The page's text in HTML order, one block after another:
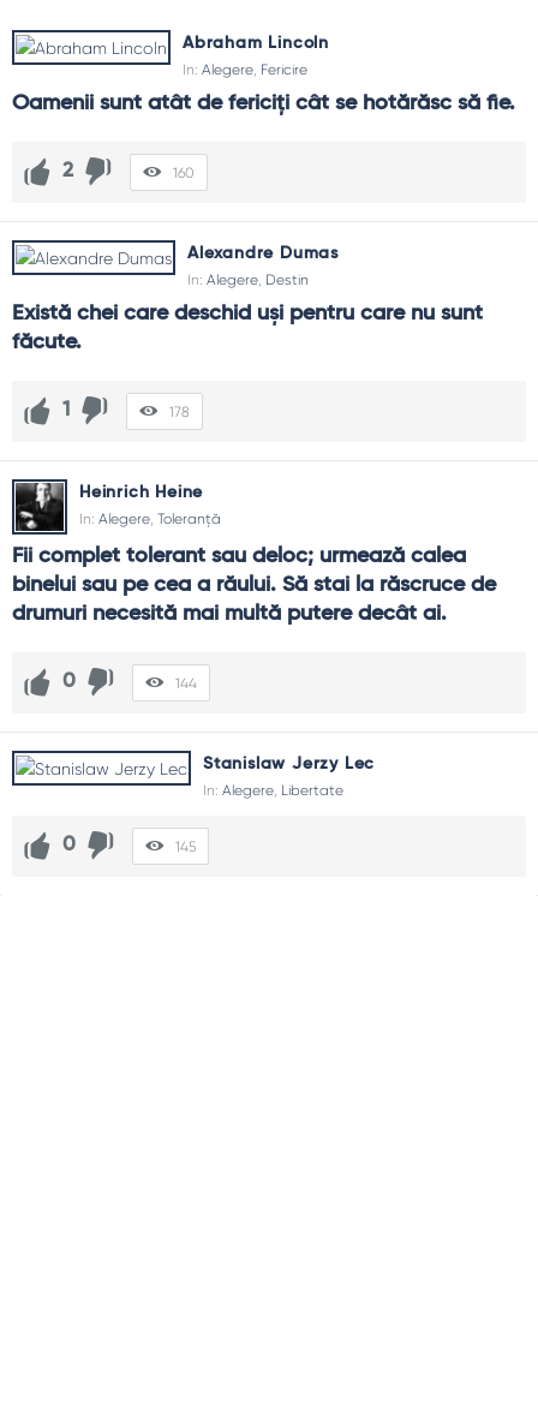
Abraham Lincoln
In: Alegere, Fericire
Oamenii sunt atât de fericiți cât se hotărăsc să fie.
2 160
Alexandre Dumas
In: Alegere, Destin
Există chei care deschid uși pentru care nu sunt
făcute.
1 178
Heinrich Heine
In: Alegere, Toleranță
Fii complet tolerant sau deloc; urmează calea
binelui sau pe cea a răului. Să stai la răscruce de
drumuri necesită mai multă putere decât ai.
0 144
Stanislaw Jerzy Lec
In: Alegere, Libertate
0 145